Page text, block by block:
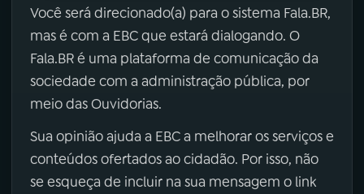
Você será direcionado(a) para o sistema Fala.BR,
mas é com a EBC que estará dialogando. O
Fala.BR é uma plataforma de comunicação da
sociedade com a administração pública, por
meio das Ouvidorias.
Sua opinião ajuda a EBC a melhorar os serviços e
conteúdos ofertados ao cidadão. Por isso, não
se esqueça de incluir na sua mensagem o link